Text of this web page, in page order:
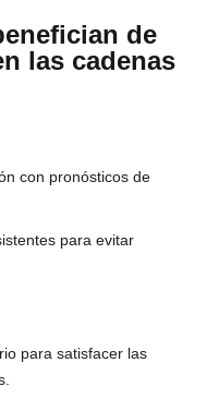
de
las cadenas
con pronósticos de
para evitar
para satisfacer las